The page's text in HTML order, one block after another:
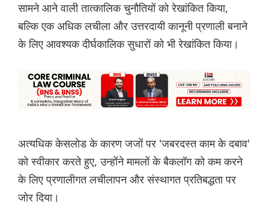
सामने आने वाली तात्कालिक चुनौतियों को रेखांकित किया,
बल्कि एक अधिक लचीला और उत्तरदायी कानूनी प्रणाली बनाने
के लिए आवश्यक दीर्घकालिक सुधारों को भी रेखांकित किया।
अत्यधिक केसलोड के कारण जजों पर 'जबरदस्त काम के दबाव'
को स्वीकार करते हुए, उन्होंने मामलों के बैकलॉग को कम करने
के लिए प्रणालीगत लचीलापन और संस्थागत प्रतिबद्धता पर
जोर दिया।